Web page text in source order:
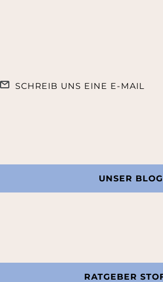
SCHREIB UNS EINE E-MAIL
UNSER BLOG
RATGEBER